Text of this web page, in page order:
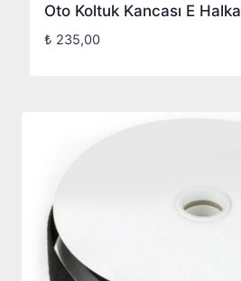
Oto Koltuk Kancası E Halka
₺ 235,00